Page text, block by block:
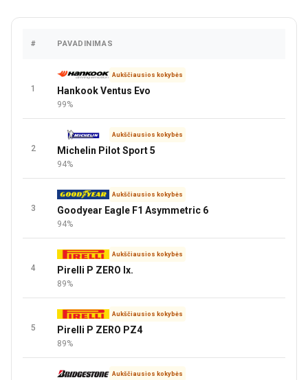
# PAVADINIMAS
1
Aukščiausios kokybės
Hankook Ventus Evo
99%
2
Aukščiausios kokybės
Michelin Pilot Sport 5
94%
3
Aukščiausios kokybės
Goodyear Eagle F1 Asymmetric 6
94%
4
Aukščiausios kokybės
Pirelli P ZERO lx.
89%
5
Aukščiausios kokybės
Pirelli P ZERO PZ4
89%
Aukščiausios kokybės